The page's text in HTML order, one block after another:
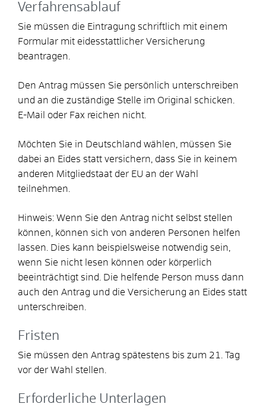
Verfahrensablauf
Sie müssen die Eintragung schriftlich mit einem
Formular mit eidesstattlicher Versicherung
beantragen.
Den Antrag müssen Sie persönlich unterschreiben
und an die zuständige Stelle im Original schicken.
E-Mail oder Fax reichen nicht.
Möchten Sie in Deutschland wählen, müssen Sie
dabei an Eides statt versichern, dass Sie in keinem
anderen Mitgliedstaat der EU an der Wahl
teilnehmen.
Hinweis: Wenn Sie den Antrag nicht selbst stellen
können, können sich von anderen Personen helfen
lassen. Dies kann beispielsweise notwendig sein,
wenn Sie nicht lesen können oder körperlich
beeinträchtigt sind. Die helfende Person muss dann
auch den Antrag und die Versicherung an Eides statt
unterschreiben.
Fristen
Sie müssen den Antrag spätestens bis zum 21. Tag
vor der Wahl stellen.
Erforderliche Unterlagen